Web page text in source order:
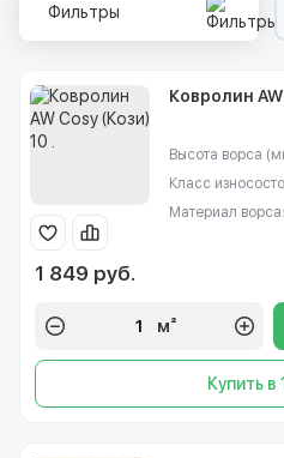
Фильтры
Ковролин
Высота ворса
Класс
Материал ворса:
1 849 руб.
м²
Купить в